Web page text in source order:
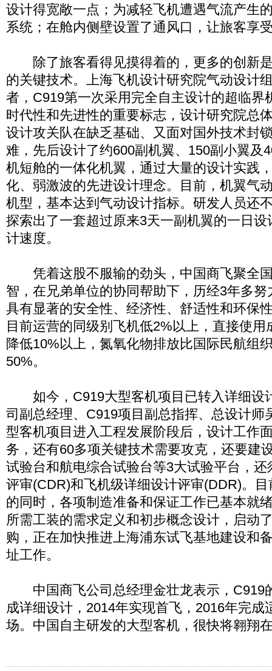
设计得宽敞一点；为减轻飞机遭遇气流产生
系统；在舱内侧壁设置了通风口，让旅客享
除了旅客看得见摸得着的，更多的创新
的关键技术。上海飞机设计研究院气动设计
者，C919第一次采用完全自主设计的超临界
时代性和先进性的重要标志，设计研究院总
设计攻关队在缺乏基础、又面对国外技术封
难，先后设计了约600副机翼、150副小翼及
机短舱的一体化机翼，通过大量的设计实践
化、弱激波的先进设计理念。目前，机翼气
机型，基本达到气动设计指标。研发人员还
探索出了一套超过原来3天一副机翼的一日
计速度。
凭着这股不服输的劲头，中国商飞聚全
智，在兄弟单位的协同帮助下，历经3年多
具有显著的安全性、经济性、舒适性和环保
目前运营的同级别飞机低2%以上，直接使用
降低10%以上，氮氧化物排放比国际民航组
50%。
如今，C919大型客机项目已转入详细设
司副总经理、C919项目副总指挥、总设计师
型客机项目进入工程发展阶段后，设计工作
务，还有60多项关键技术需要攻克，还要建
试验台和航电综合试验台等3大试验平台，
评审(CDR)和飞机级详细设计评审(DDR)。
的同时，各项制造准备和保证工作已基本就
所需工装的需求定义和初步概念设计，启动
购，正在加快推进上海浦东试飞基地建设和
址工作。
中国商飞公司总经理金壮龙表示，C919
成详细设计，2014年实现首飞，2016年完成
场。中国自主研发的大型客机，很快将翱翔